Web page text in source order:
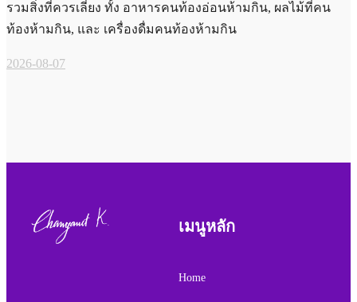
รวมสิ่งที่ควรเลี่ยง ทั้ง อาหารคนท้องอ่อนห้ามกิน, ผลไม้ที่คน
ท้องห้ามกิน, และ เครื่องดื่มคนท้องห้ามกิน
2026-08-07
เมนูหลัก
Home